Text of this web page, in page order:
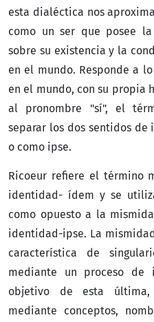
esta dialéctica nos
como un ser que posee
sobre su existencia y la
en el mundo. Responde a
en el mundo, con su propia
al pronombre "sí", el
separar los dos sentidos
o como ipse.
Ricoeur refiere el término
identidad- ídem y se
como opuesto a la
identidad-ipse. La
característica de
mediante un proceso de
objetivo de esta
mediante conceptos,